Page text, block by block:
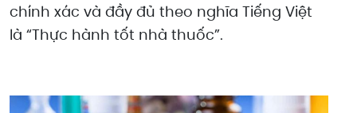
chính xác và đầy đủ theo nghĩa Tiếng Việt
là “Thực hành tốt nhà thuốc”.